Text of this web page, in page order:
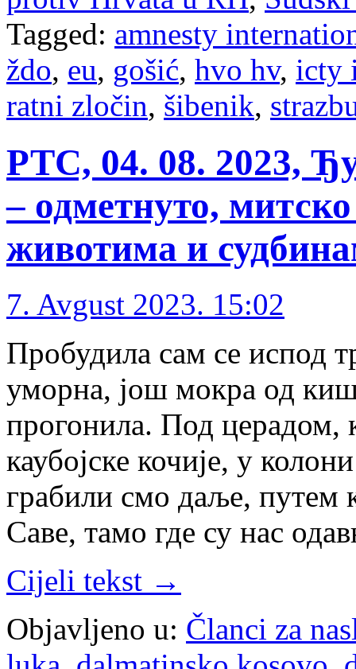
Tagged: amnesty
ždo, eu, gošić, hvo hv, icty
ratni zločin, šibenik,
РТС, 04. 08. 2023,
– одметнуто,
животима и
7. Avgust 2023. 15:02
Пробудила сам се испод
уморна, још мокра од
прогонила. Под церадом,
каубојске кочије, у
грабили смо даље, путем
Саве, тамо где су нас
Cijeli tekst →
Objavljeno u: Članci za